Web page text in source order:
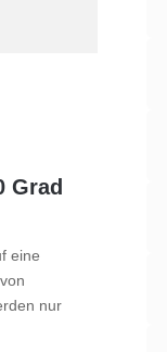
Grad
eine
nur